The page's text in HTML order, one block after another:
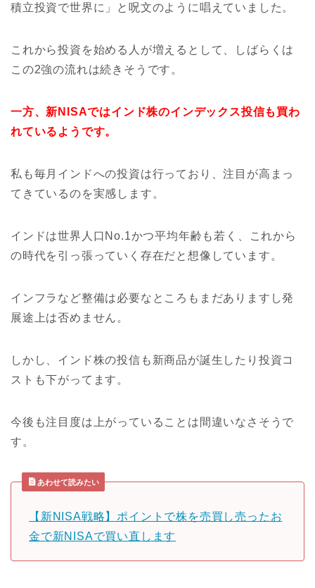
積立投資で世界に」と呪文のように唱えていました。
これから投資を始める人が増えるとして、しばらくは
この2強の流れは続きそうです。
一方、新NISAではインド株のインデックス投信も買わ
れているようです。
私も毎月インドへの投資は行っており、注目が高まっ
てきているのを実感します。
インドは世界人口No.1かつ平均年齢も若く、これから
の時代を引っ張っていく存在だと想像しています。
インフラなど整備は必要なところもまだありますし発
展途上は否めません。
しかし、インド株の投信も新商品が誕生したり投資コ
ストも下がってます。
今後も注目度は上がっていることは間違いなさそうで
す。
あわせて読みたい
【新NISA戦略】ポイントで株を売買し売ったお
金で新NISAで買い直します